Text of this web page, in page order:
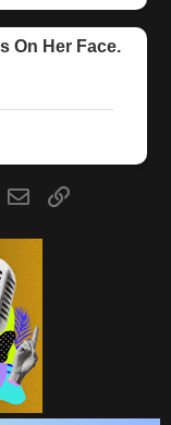
WhatsApp
Email